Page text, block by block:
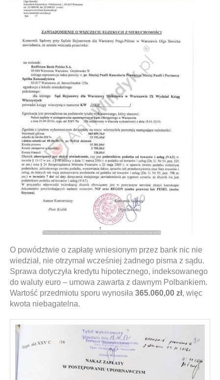
O powództwie o zapłatę wniesionym przez bank nic nie
wiedział, nie otrzymał wcześniej żadnego pisma z sądu.
Sprawa dotyczyła kredytu hipotecznego, indeksowanego
do waluty euro – umowa zawarta z dawnym Polbankiem.
Wartość przedmiotu sporu wynosiła 365.060,00 zł, więc
kwota niebagatelna.